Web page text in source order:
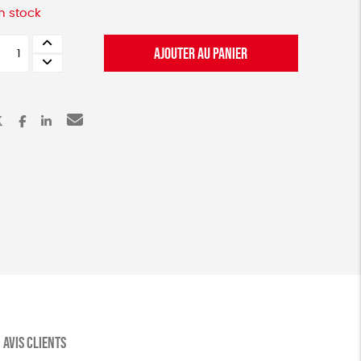
stock
AJOUTER AU PANIER
AVIS CLIENTS